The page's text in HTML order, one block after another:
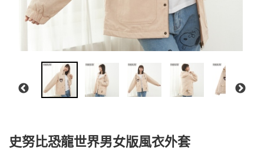
史努比恐龍世界男女版風衣外套